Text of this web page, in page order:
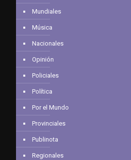
Mundiales
Música
Nacionales
Opinión
Policiales
Política
Por el Mundo
Provinciales
Publinota
Regionales